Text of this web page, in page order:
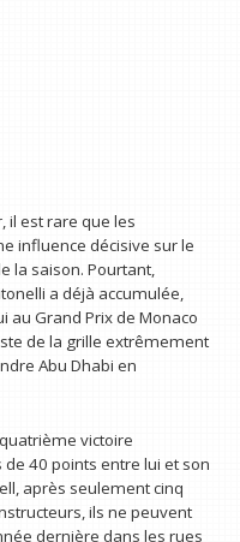
il est rare que les
influence décisive sur le
la saison. Pourtant,
a déjà accumulée,
au Grand Prix de Monaco
de la grille extrêmement
Abu Dhabi en
victoire
40 points entre lui et son
après seulement cinq
ils ne peuvent
dernière dans les rues